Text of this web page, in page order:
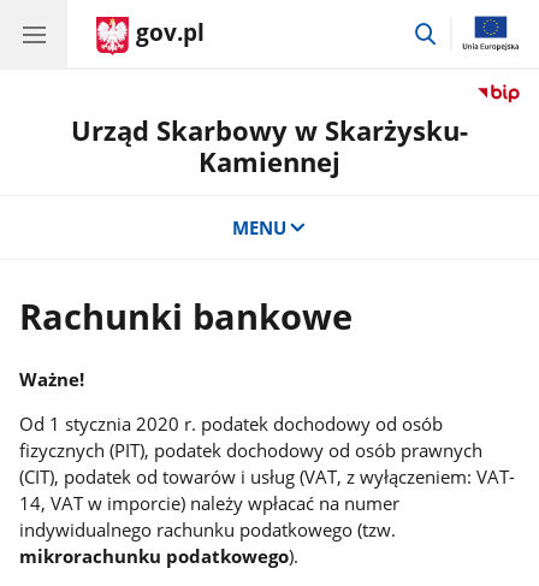
gov.pl
przejdź
Urząd Skarbowy w Skarżysku-
Kamiennej
MENU
Rachunki bankowe
Ważne!
Od 1 stycznia 2020 r. podatek dochodowy od osób
fizycznych (PIT), podatek dochodowy od osób prawnych
(CIT), podatek od towarów i usług (VAT, z wyłączeniem: VAT-
14, VAT w imporcie) należy wpłacać na numer
indywidualnego rachunku podatkowego (tzw.
mikrorachunku podatkowego).